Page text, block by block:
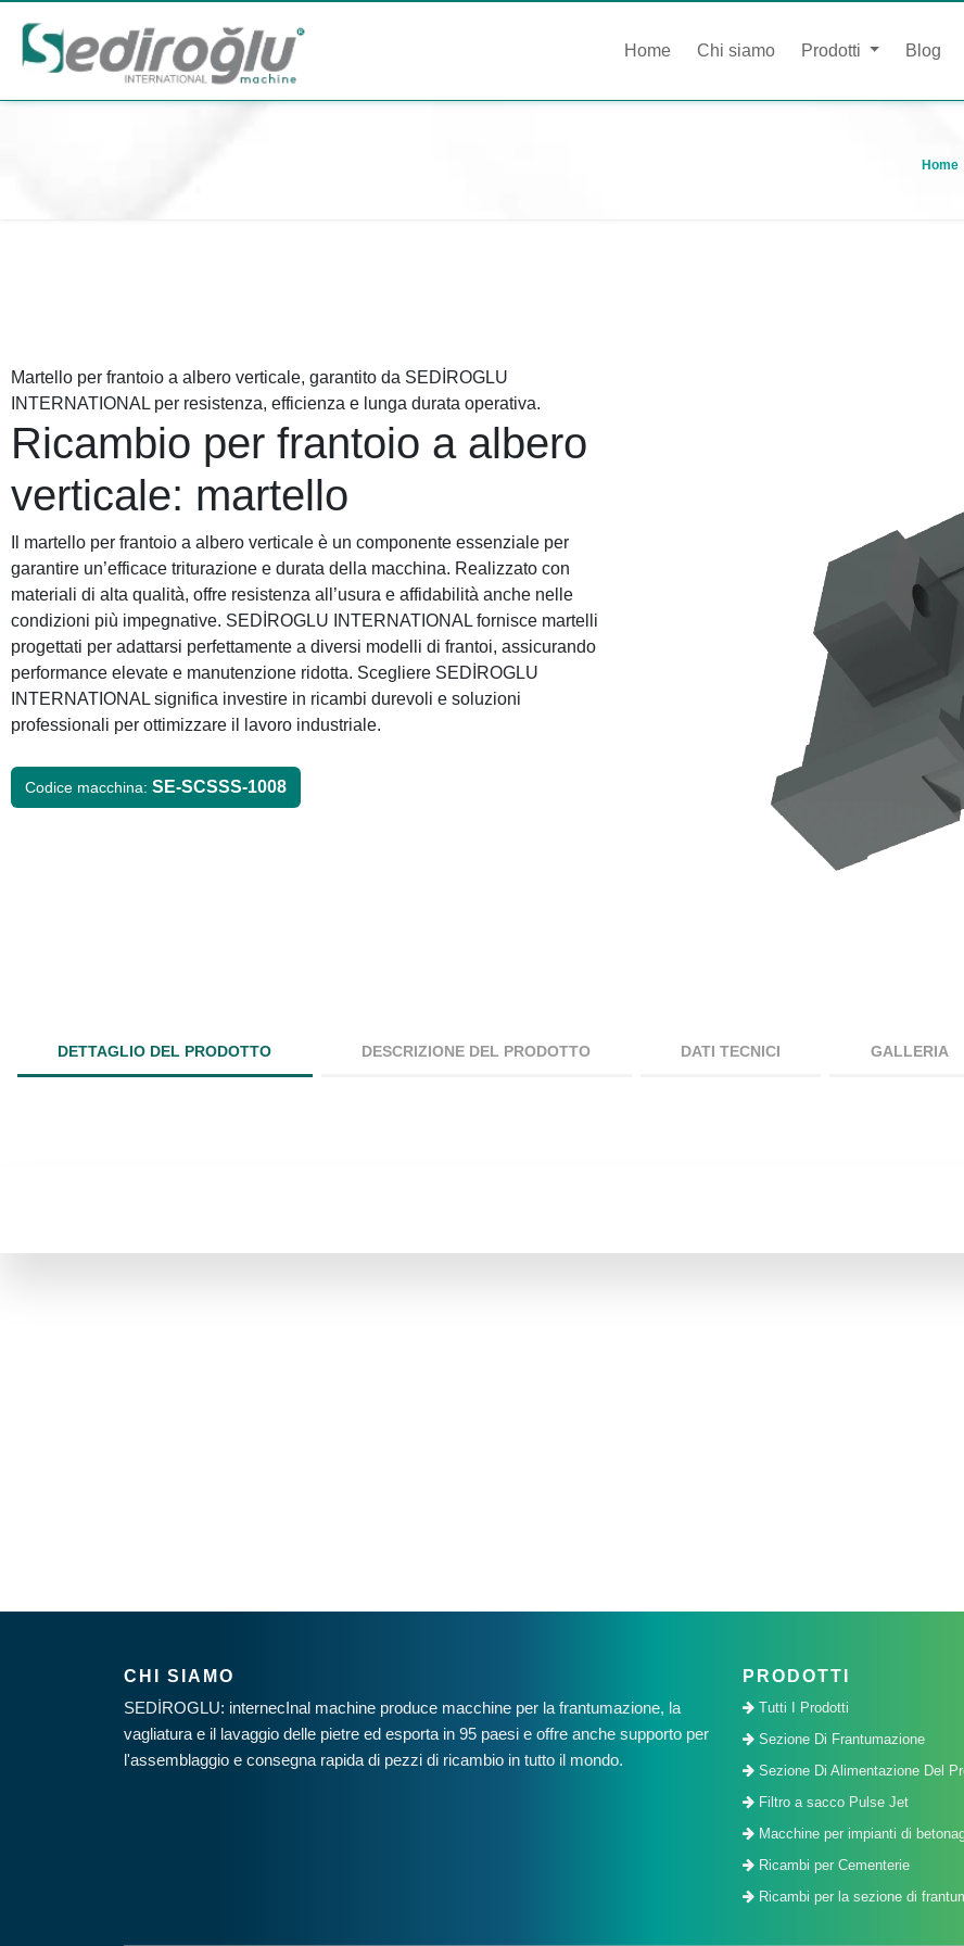
Home Chi siamo Prodotti Blog
Home
Martello per frantoio a albero verticale, garantito da SEDİROGLU
INTERNATIONAL per resistenza, efficienza e lunga durata operativa.
Ricambio per frantoio a albero
verticale: martello
Il martello per frantoio a albero verticale è un componente essenziale per
garantire un’efficace triturazione e durata della macchina. Realizzato con
materiali di alta qualità, offre resistenza all’usura e affidabilità anche nelle
condizioni più impegnative. SEDİROGLU INTERNATIONAL fornisce martelli
progettati per adattarsi perfettamente a diversi modelli di frantoi, assicurando
performance elevate e manutenzione ridotta. Scegliere SEDİROGLU
INTERNATIONAL significa investire in ricambi durevoli e soluzioni
professionali per ottimizzare il lavoro industriale.
Codice macchina: SE-SCSSS-1008
DETTAGLIO DEL PRODOTTO DESCRIZIONE DEL PRODOTTO DATI TECNICI GALLERIA
CHI SIAMO
SEDİROGLU: internecInal machine produce macchine per la frantumazione, la
vagliatura e il lavaggio delle pietre ed esporta in 95 paesi e offre anche supporto per
l'assemblaggio e consegna rapida di pezzi di ricambio in tutto il mondo.
PRODOTTI
Tutti I Prodotti
Sezione Di Frantumazione
Sezione Di Alimentazione Del
Filtro a sacco Pulse Jet
Macchine per impianti di
Ricambi per Cementerie
Ricambi per la sezione di